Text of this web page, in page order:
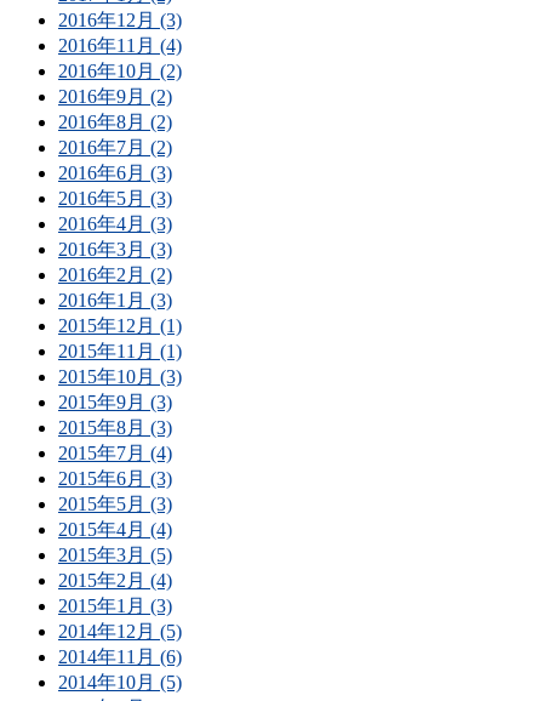
2016年12月 (3)
2016年11月 (4)
2016年10月 (2)
2016年9月 (2)
2016年8月 (2)
2016年7月 (2)
2016年6月 (3)
2016年5月 (3)
2016年4月 (3)
2016年3月 (3)
2016年2月 (2)
2016年1月 (3)
2015年12月 (1)
2015年11月 (1)
2015年10月 (3)
2015年9月 (3)
2015年8月 (3)
2015年7月 (4)
2015年6月 (3)
2015年5月 (3)
2015年4月 (4)
2015年3月 (5)
2015年2月 (4)
2015年1月 (3)
2014年12月 (5)
2014年11月 (6)
2014年10月 (5)